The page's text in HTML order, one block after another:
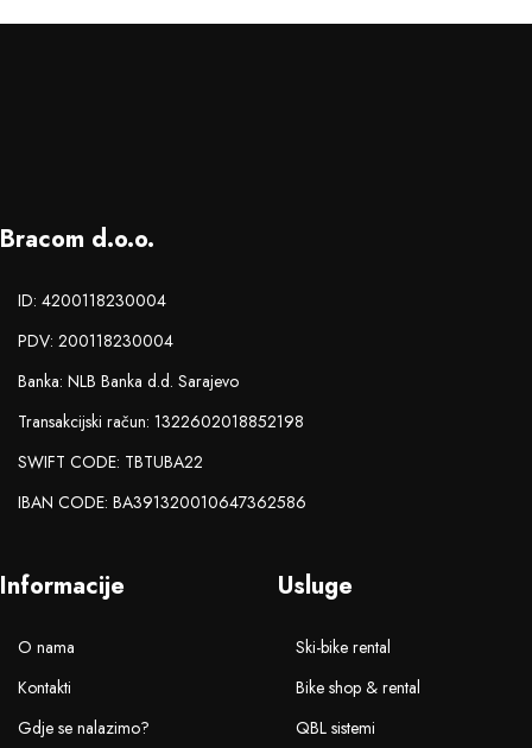
Bracom d.o.o.
ID: 4200118230004
PDV: 200118230004
Banka: NLB Banka d.d. Sarajevo
Transakcijski račun: 1322602018852198
SWIFT CODE: TBTUBA22
IBAN CODE: BA391320010647362586
Informacije
O nama
Kontakti
Gdje se nalazimo?
Usluge
Ski-bike rental
Bike shop & rental
QBL sistemi